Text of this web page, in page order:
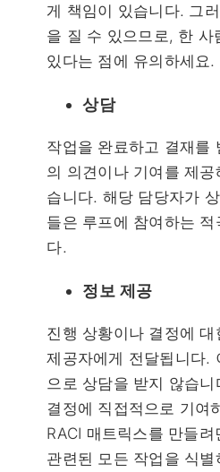
게 책임이 있습니다. 그
을 질 수 있으므로, 한 사
있다는 점에 유의하세요.
상담
작업을 완료하고 결재를
의 의견이나 기여를 제
습니다. 해당 담당자가
들은 루프에 참여하는
다.
정보 제공
진행 상황이나 결정에 대
제공자에게 전달됩니다.
으로 상담을 받지 않습
결정에 직접적으로 기여
RACI 매트릭스를 만들
관련된 모든 작업을 식